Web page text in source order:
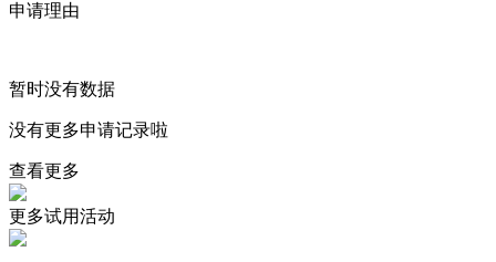
申请理由
暂时没有数据
没有更多申请记录啦
查看更多
更多试用活动